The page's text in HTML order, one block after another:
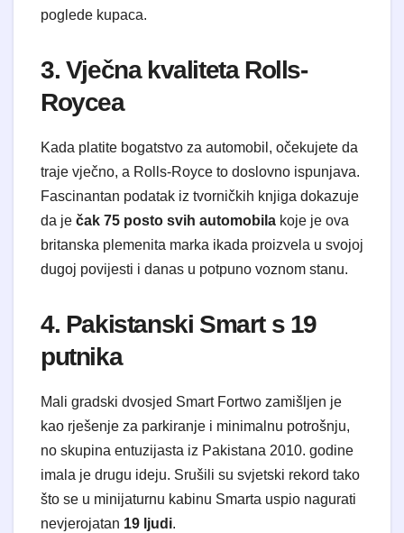
poglede kupaca.
3. Vječna kvaliteta Rolls-
Roycea
Kada platite bogatstvo za automobil, očekujete da
traje vječno, a Rolls-Royce to doslovno ispunjava.
Fascinantan podatak iz tvorničkih knjiga dokazuje
da je čak 75 posto svih automobila koje je ova
britanska plemenita marka ikada proizvela u svojoj
dugoj povijesti i danas u potpuno voznom stanu.
4. Pakistanski Smart s 19
putnika
Mali gradski dvosjed Smart Fortwo zamišljen je
kao rješenje za parkiranje i minimalnu potrošnju,
no skupina entuzijasta iz Pakistana 2010. godine
imala je drugu ideju. Srušili su svjetski rekord tako
što se u minijaturnu kabinu Smarta uspio nagurati
nevjerojatan 19 ljudi.